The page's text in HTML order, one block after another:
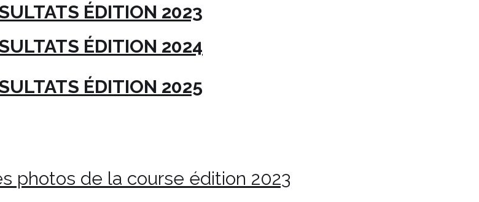
ÉDITION 2023
ÉDITION 2024
ÉDITION 2025
photos de la course édition 2023